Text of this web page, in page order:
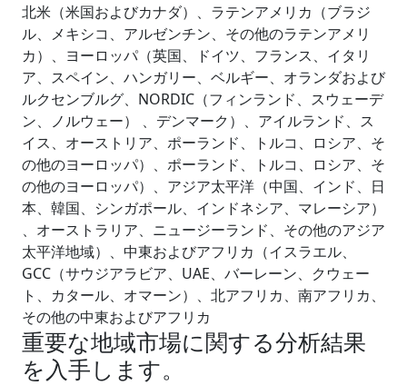
北米（米国およびカナダ）、ラテンアメリカ（ブラジ
ル、メキシコ、アルゼンチン、その他のラテンアメリ
カ）、ヨーロッパ（英国、ドイツ、フランス、イタリ
ア、スペイン、ハンガリー、ベルギー、オランダおよび
ルクセンブルグ、NORDIC（フィンランド、スウェーデ
ン、ノルウェー） 、デンマーク）、アイルランド、ス
イス、オーストリア、ポーランド、トルコ、ロシア、そ
の他のヨーロッパ）、ポーランド、トルコ、ロシア、そ
の他のヨーロッパ）、アジア太平洋（中国、インド、日
本、韓国、シンガポール、インドネシア、マレーシア）
、オーストラリア、ニュージーランド、その他のアジア
太平洋地域）、中東およびアフリカ（イスラエル、
GCC（サウジアラビア、UAE、バーレーン、クウェー
ト、カタール、オマーン）、北アフリカ、南アフリカ、
その他の中東およびアフリカ
重要な地域市場に関する分析結果
を入手します。